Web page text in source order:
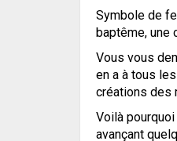
Symbole de
baptême, une
Vous vous
en a à tous
créations des
Voilà
avançant